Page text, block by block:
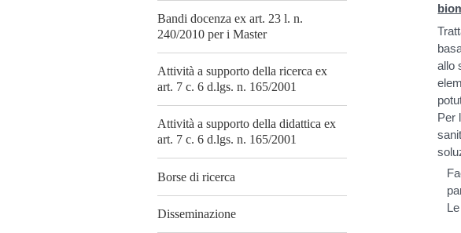
Bandi docenza ex art. 23 l. n.
240/2010 per i Master
Attività a supporto della ricerca ex
art. 7 c. 6 d.lgs. n. 165/2001
Attività a supporto della didattica ex
art. 7 c. 6 d.lgs. n. 165/2001
Borse di ricerca
Disseminazione
allo
Per